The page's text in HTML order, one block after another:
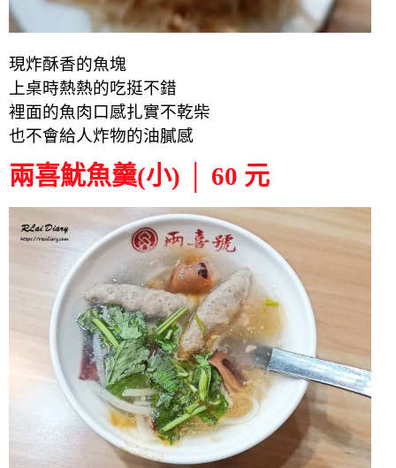
現炸酥香的魚塊
上桌時熱熱的吃挺不錯
裡面的魚肉口感扎實不乾柴
也不會給人炸物的油膩感
兩喜魷魚羹(小) │ 60 元